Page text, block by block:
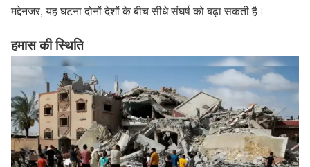
मद्देनजर, यह घटना दोनों देशों के बीच सीधे संघर्ष को बढ़ा सकती है।
हमास की स्थिति